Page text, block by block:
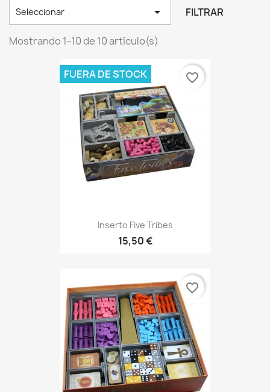
Seleccionar  FILTRAR
Mostrando 1-10 de 10 artículo(s)
Inserto Five Tribes
15,50 €
FUERA DE STOCK favorite_border
favorite_border